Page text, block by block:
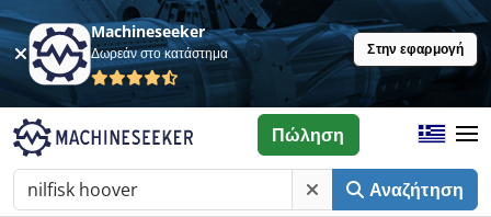
Machineseeker
Δωρεάν στο κατάστημα Στην εφαρμογή
Αναζήτηση
Πώληση